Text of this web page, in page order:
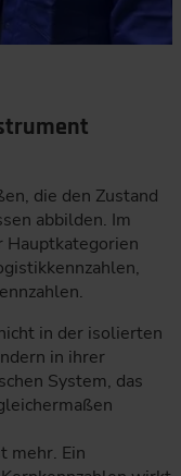
die den Zustand
abbilden. Im
Hauptkategorien
in der isolierten
in ihrer
System, das
mehr. Ein